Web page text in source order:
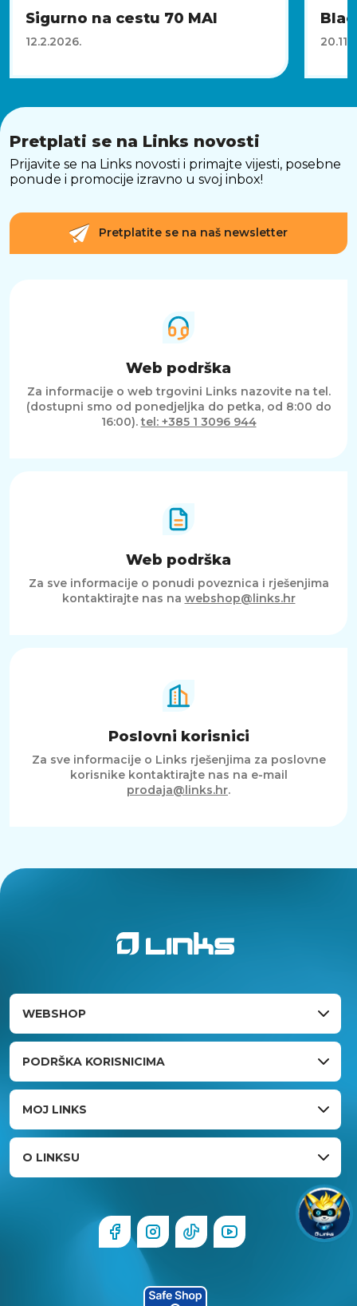
Sigurno na cestu 70 MAI
12.2.2026.
Pretplati se na Links novosti
Prijavite se na Links novosti i primajte vijesti, posebne
ponude i promocije izravno u svoj inbox!
Pretplatite se na naš newsletter
Web podrška
Za informacije o web trgovini Links nazovite na tel.
(dostupni smo od ponedjeljka do petka, od 8:00 do
16:00).tel: +385 1 3096 944
Web podrška
Za sve informacije o ponudi poveznica i rješenjima
kontaktirajte nas na webshop@links.hr
Poslovni korisnici
Za sve informacije o Links rješenjima za poslovne
korisnike kontaktirajte nas na e-mail
prodaja@links.hr.
WEBSHOP
PODRŠKA KORISNICIMA
MOJ LINKS
O LINKSU